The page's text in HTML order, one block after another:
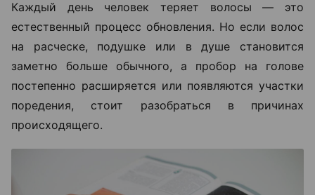
Каждый день человек теряет волосы — это
естественный процесс обновления. Но если волос
на расческе, подушке или в душе становится
заметно больше обычного, а пробор на голове
постепенно расширяется или появляются участки
поредения, стоит разобраться в причинах
происходящего.